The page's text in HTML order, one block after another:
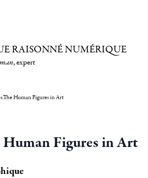
RAISONNÉ NUMÉRIQUE
, expert
Human Figures in Art
Human Figures in Art